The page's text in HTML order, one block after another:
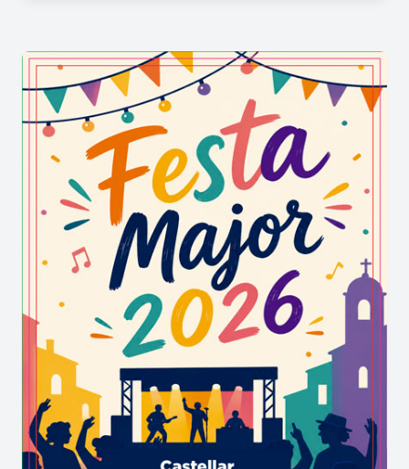
degustació oberta al públic en general que, a
preus populars, ofereix diversos tipus de
caragols. Si hi ha una cosa que crida l’atenció
d’aquesta gran festa gastronòmica són les seves
xifres: 12 tones de caragols. Aquesta és la
quantitat de gasteròpodes que es consumeixen
en els tres dies que dura la festa. Un autèntic
banquet.
Més informació